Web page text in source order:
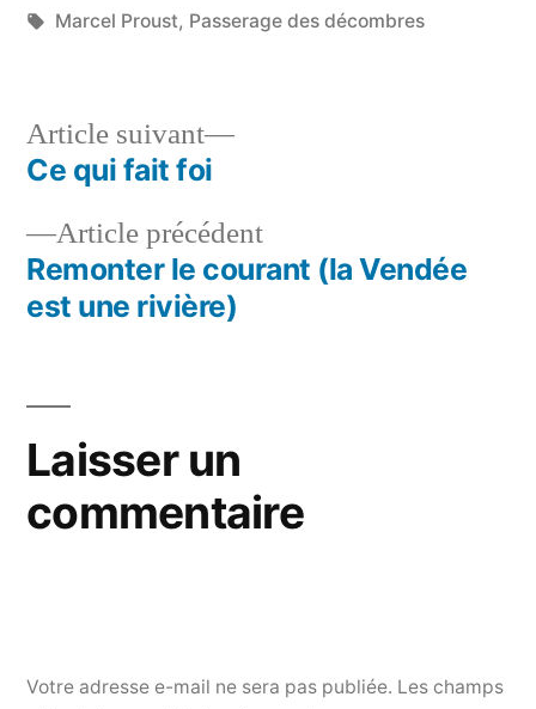
par
dans
Étiquettes :
Marcel Proust, Passerage des décombres
Navigation
de
l’article
Article précédentArticle
précédent :
Remonter le courant (la Vendée
est une rivière)
Article suivant
Article
Ce qui fait foi
Laisser un
commentaire
Votre adresse e-mail ne sera pas publiée. Les champs